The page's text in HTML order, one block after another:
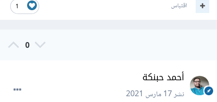
1 اقتباس
0
أحمد حبنكة
نشر17 مارس 2021